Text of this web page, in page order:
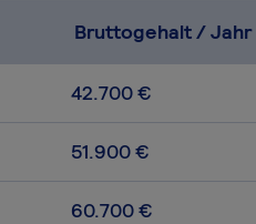
Bruttogehalt / Jahr
42.700 €
51.900 €
60.700 €